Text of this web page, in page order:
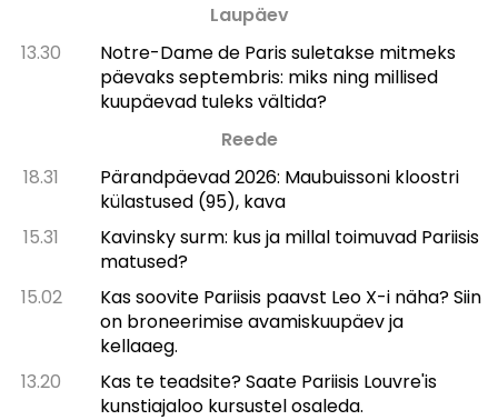
Laupäev
13.30
Notre-Dame de Paris suletakse mitmeks
päevaks septembris: miks ning millised
kuupäevad tuleks vältida?
Reede
18.31
Pärandpäevad 2026: Maubuissoni kloostri
külastused (95), kava
15.31
Kavinsky surm: kus ja millal toimuvad Pariisis
matused?
15.02
Kas soovite Pariisis paavst Leo X-i näha? Siin
on broneerimise avamiskuupäev ja
kellaaeg.
13.20
Kas te teadsite? Saate Pariisis Louvre'is
kunstiajaloo kursustel osaleda.